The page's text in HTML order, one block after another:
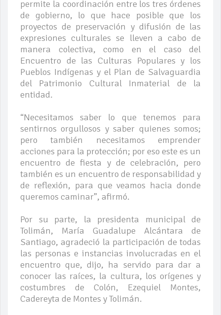
permite la coordinación entre los tres órdenes
de gobierno, lo que hace posible que los
proyectos de preservación y difusión de las
expresiones culturales se lleven a cabo de
manera colectiva, como en el caso del
Encuentro de las Culturas Populares y los
Pueblos Indígenas y el Plan de Salvaguardia
del Patrimonio Cultural Inmaterial de la
entidad.
“Necesitamos saber lo que tenemos para
sentirnos orgullosos y saber quienes somos;
pero también necesitamos emprender
acciones para la protección; por eso este es un
encuentro de fiesta y de celebración, pero
también es un encuentro de responsabilidad y
de reflexión, para que veamos hacia donde
queremos caminar”, afirmó.
Por su parte, la presidenta municipal de
Tolimán, María Guadalupe Alcántara de
Santiago, agradeció la participación de todas
las personas e instancias involucradas en el
encuentro que, dijo, ha servido para dar a
conocer las raíces, la cultura, los orígenes y
costumbres de Colón, Ezequiel Montes,
Cadereyta de Montes y Tolimán.